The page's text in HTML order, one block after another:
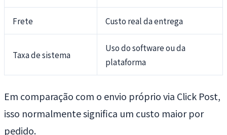
Frete Custo real da entrega
Taxa de sistema
Uso do software ou da
plataforma
Em comparação com o envio próprio via Click Post,
isso normalmente significa um custo maior por
pedido.